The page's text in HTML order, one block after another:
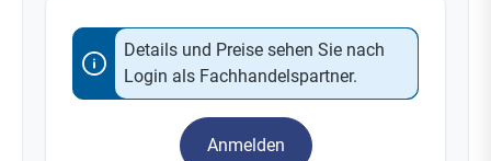
Details und Preise sehen Sie nach
Login als Fachhandelspartner.
Anmelden